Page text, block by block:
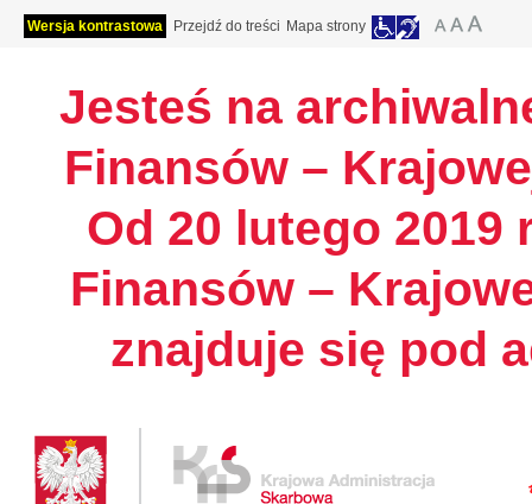
Wersja kontrastowa Przejdź do treści Mapa strony
Jesteś na
Finansów –
Od 20 lutego 2019
Finansów –
znajduje się pod